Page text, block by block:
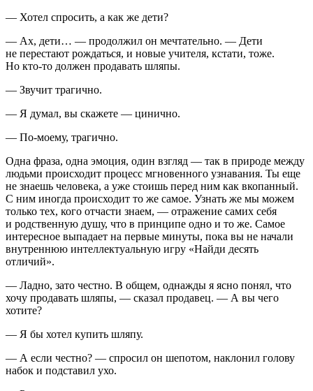
— Хотел спросить, а как же дети?
— Ах, дети… — продолжил он мечтательно. — Дети
не перестают рождаться, и новые учителя, кстати, тоже.
Но кто-то должен продавать шляпы.
— Звучит трагично.
— Я думал, вы скажете — цинично.
— По-моему, трагично.
Одна фраза, одна эмоция, один взгляд — так в природе между
людьми происходит процесс мгновенного узнавания. Ты еще
не знаешь человека, а уже стоишь перед ним как вкопанный.
С ним иногда происходит то же самое. Узнать же мы можем
только тех, кого отчасти знаем, — отражение самих себя
и родственную душу, что в принципе одно и то же. Самое
интересное выпадает на первые минуты, пока вы не начали
внутреннюю интеллектуальную игру «Найди десять
отличий».
— Ладно, зато честно. В общем, однажды я ясно понял, что
хочу продавать шляпы, — сказал продавец. — А вы чего
хотите?
— Я бы хотел купить шляпу.
— А если честно? — спросил он шепотом, наклонил голову
набок и подставил ухо.